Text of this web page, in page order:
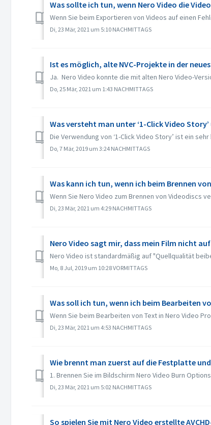
Was sollte ich tun, wenn Nero Video die
Wenn Sie beim Exportieren von Videos auf einen
Di, 23 Mär, 2021 um 5:10 NACHMITTAGS
Ist es möglich, alte NVC-Projekte in der
Ja. Nero Video konnte die mit alten Nero Video-
Do, 25 Mär, 2021 um 1:43 NACHMITTAGS
Was versteht man unter ‘1-Click Video
Die Verwendung von ‘1-Click Video Story’ ist ein
Do, 7 Mär, 2019 um 3:24 NACHMITTAGS
Was kann ich tun, wenn ich beim Brennen
Wenn Sie Nero Video zum Brennen von Videodiscs
Di, 23 Mär, 2021 um 4:29 NACHMITTAGS
Nero Video sagt mir, dass mein Film nicht
Nero Video ist standardmäßig auf "Quellqualität
Mo, 8 Jul, 2019 um 10:28 VORMITTAGS
Was soll ich tun, wenn ich beim Bearbeiten
Wenn Sie beim Bearbeiten von Text in Nero Video
Di, 23 Mär, 2021 um 4:53 NACHMITTAGS
Wie brennt man zuerst auf die Festplatte
1. Brennen Sie im Bildschirm Nero Video Burn
Di, 23 Mär, 2021 um 5:02 NACHMITTAGS
So spielen Sie mit Nero Video erstellte